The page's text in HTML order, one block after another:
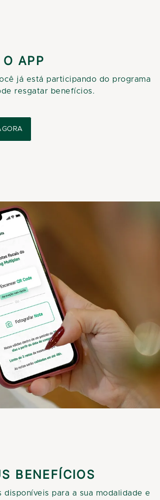
APP
já está participando do programa
resgatar benefícios.
BENEFÍCIOS
para a sua modalidade e